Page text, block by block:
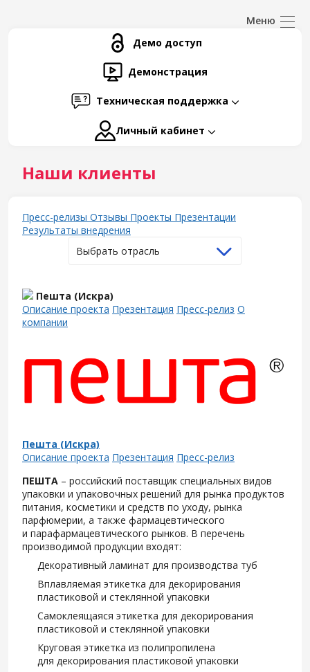
Демо доступ
Демонстрация
Техническая поддержка
Личный кабинет
Наши клиенты
Пресс-релизы Отзывы Проекты Презентации
Результаты внедрения
Выбрать отрасль
Пешта (Искра)
Описание проекта Презентация Пресс-релиз О
компании
Пешта (Искра)
Описание проекта Презентация Пресс-релиз
ПЕШТА – российский поставщик специальных видов
упаковки и упаковочных решений для рынка продуктов
питания, косметики и средств по уходу, рынка
парфюмерии, а также фармацевтического
и парафармацевтического рынков. В перечень
производимой продукции входят:
Декоративный ламинат для производства туб
Вплавляемая этикетка для декорирования
пластиковой и стеклянной упаковки
Самоклеящаяся этикетка для декорирования
пластиковой и стеклянной упаковки
Круговая этикетка из полипропилена
для декорирования пластиковой упаковки